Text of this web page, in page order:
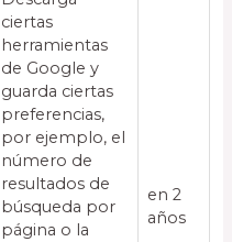
ciertas
herramientas
de Google y
guarda ciertas
preferencias,
por ejemplo, el
número de
resultados de
búsqueda por
página o la
en 2
años